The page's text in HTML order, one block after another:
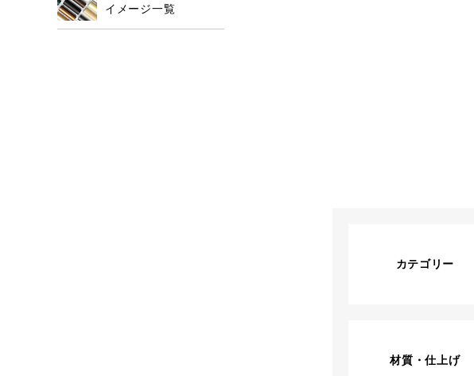
カテゴリー
材質・仕上げ
イメージ一覧